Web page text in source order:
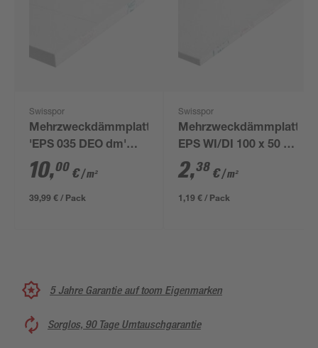
Swisspor
Mehrzweckdämmplatte
'EPS 035 DEO dm'
1000 x 500 x 60 mm
10,00 €/ m²
39,99 € / Pack
Swisspor
Mehrzweckdämmplatte
EPS WI/DI 100 x 50 x
2 cm
2,38 €/ m²
1,19 € / Pack
5 Jahre Garantie auf toom Eigenmarken
Sorglos, 90 Tage Umtauschgarantie